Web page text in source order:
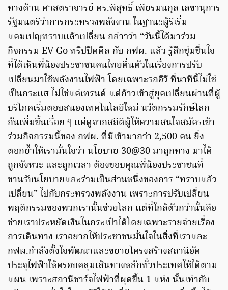
ทางด้าน ศาสตราจารย์ ดร.พิสุทธิ์ เพียรมนกุล เลขานุการ
รัฐมนตรีว่าการกระทรวงพลังงาน ในฐานะผู้ริเริ่ม
แคมเปญทราบแล้วเปลี่ยน กล่าวว่า “วันนี้ได้มาร่วม
กิจกรรม EV Go ทริปปิดดีล กับ กฟผ. แล้ว รู้สึกชุ่มชื่นใจ
ที่ได้เห็นพี่น้องประชาชนคนไทยตื่นตัวในเรื่องการปรับ
เปลี่ยนมาใช้พลังงานไฟฟ้า โดยเฉพาะรถอีวี ที่นาทีนี้ไม่ใช่
เป็นกระแส ไม่ใช่แค่เทรนด์ แต่ก้าวเข้าสู่ยุคเปลี่ยนผ่านที่ผู้
บริโภคเริ่มตอบสนองเทคโนโลยีใหม่ นวัตกรรมรักษ์โลก
กันเพิ่มขึ้นเรื่อย ๆ แค่ดูจากสถิติผู้ให้ความสนใจสมัครเข้า
ร่วมกิจกรรมนี้ของ กฟผ. ที่มีเข้ามากว่า 2,500 คน ยิ่ง
ตอกย้ำให้เรามั่นใจว่า นโยบาย 30@30 มาถูกทาง มาได้
ถูกจังหวะ และถูกเวลา ต้องขอบคุณพี่น้องประชาชนที่
ขานรับนโยบายและร่วมเป็นส่วนหนึ่งของการ “ทราบแล้ว
เปลี่ยน” ไปกับกระทรวงพลังงาน เพราะการปรับเปลี่ยน
พฤติกรรมของพวกเรานั้นช่วยโลก แต่ที่ใกล้ตัวกว่านั้นคือ
ช่วยเราประหยัดเงินในกระเป๋าได้โดยเฉพาะรายจ่ายเรื่อง
การเดินทาง เราอยากให้ประชาชนมั่นใจในสิ่งที่เราและ
กฟผ.กำลังตั้งใจพัฒนาและขยายโครงสร้างสถานีอัด
ประจุไฟฟ้าให้ครอบคลุมเส้นทางหลักทั่วประเทศให้ได้ตาม
แผน เพราะสถานีชาร์จไฟฟ้าที่ผุดขึ้น 1 แห่ง นั้นเท่ากับ